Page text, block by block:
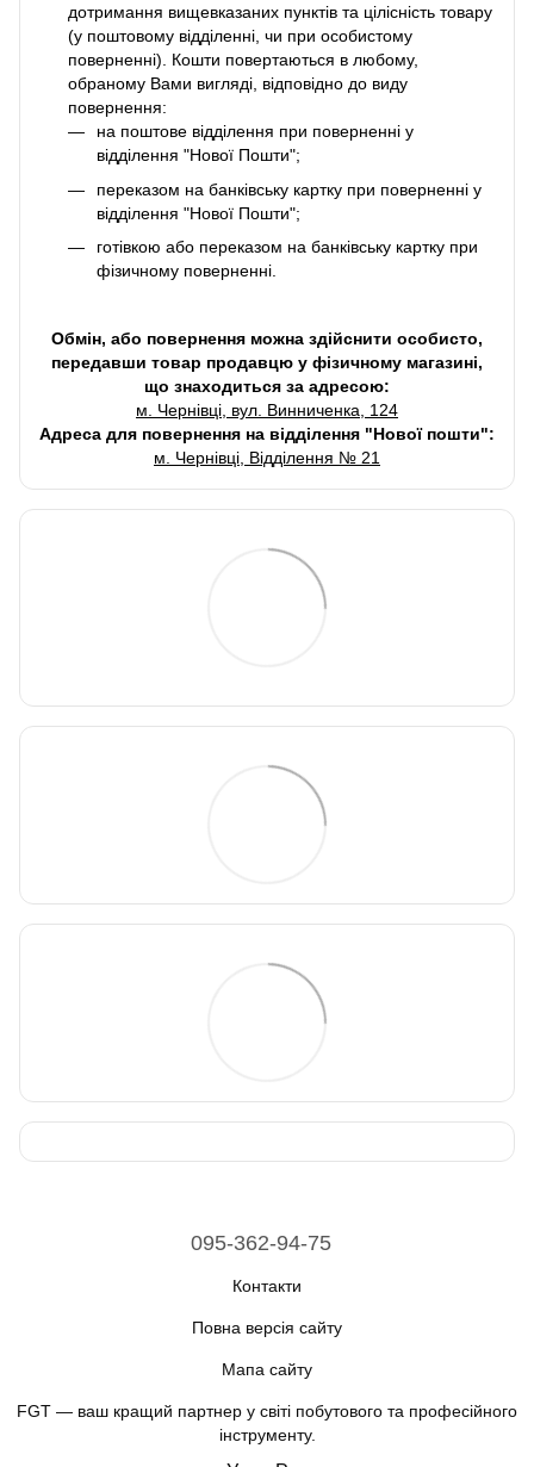
дотримання вищевказаних пунктів та цілісність товару
(у поштовому відділенні, чи при особистому
поверненні). Кошти повертаються в любому,
обраному Вами вигляді, відповідно до виду
повернення:
на поштове відділення при поверненні у
відділення "Нової Пошти";
переказом на банківську картку при поверненні у
відділення "Нової Пошти";
готівкою або переказом на банківську картку при
фізичному поверненні.
Обмін, або повернення можна здійснити особисто,
передавши товар продавцю у фізичному магазині,
що знаходиться за адресою:
м. Чернівці, вул. Винниченка, 124
Адреса для повернення на відділення "Нової пошти":
м. Чернівці, Відділення № 21
095-362-94-75
Контакти
Повна версія сайту
Мапа сайту
FGT — ваш кращий партнер у світі побутового та професійного
інструменту.